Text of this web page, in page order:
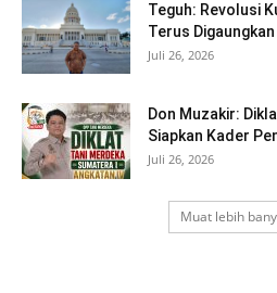
Teguh: Revolusi
Terus Digaungkan
Juli 26, 2026
Don Muzakir:
Siapkan Kader
Juli 26, 2026
Muat lebih